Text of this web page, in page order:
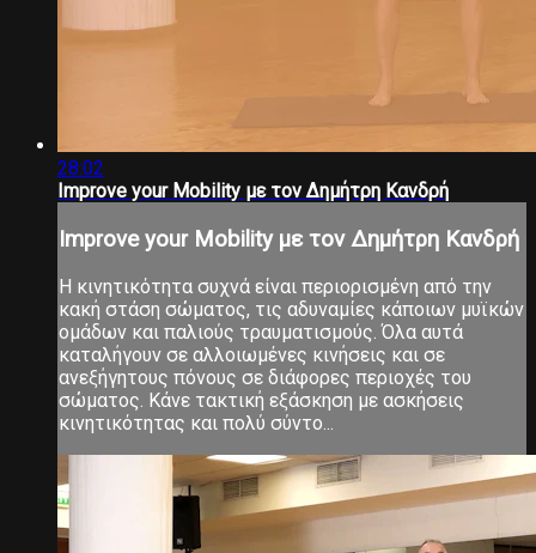
28:02
Improve your Mobility με τον Δημήτρη Κανδρή
Improve your Mobility με τον Δημήτρη Κανδρή
Η κινητικότητα συχνά είναι περιορισμένη από την
κακή στάση σώματος, τις αδυναμίες κάποιων μυϊκών
ομάδων και παλιούς τραυματισμούς. Όλα αυτά
καταλήγουν σε αλλοιωμένες κινήσεις και σε
ανεξήγητους πόνους σε διάφορες περιοχές του
σώματος. Κάνε τακτική εξάσκηση με ασκήσεις
κινητικότητας και πολύ σύντο...